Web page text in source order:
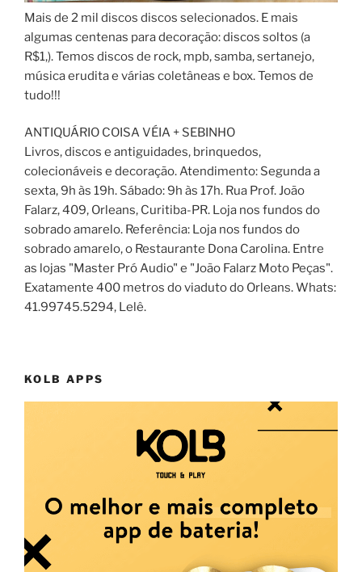
Mais de 2 mil discos discos selecionados. E mais
algumas centenas para decoração: discos soltos (a
R$1,). Temos discos de rock, mpb, samba, sertanejo,
música erudita e várias coletâneas e box. Temos de
tudo!!!
ANTIQUÁRIO COISA VÉIA + SEBINHO
Livros, discos e antiguidades, brinquedos,
colecionáveis e decoração. Atendimento: Segunda a
sexta, 9h às 19h. Sábado: 9h às 17h. Rua Prof. João
Falarz, 409, Orleans, Curitiba-PR. Loja nos fundos do
sobrado amarelo. Referência: Loja nos fundos do
sobrado amarelo, o Restaurante Dona Carolina. Entre
as lojas "Master Pró Audio" e "João Falarz Moto Peças".
Exatamente 400 metros do viaduto do Orleans. Whats:
41.99745.5294, Lelê.
KOLB APPS